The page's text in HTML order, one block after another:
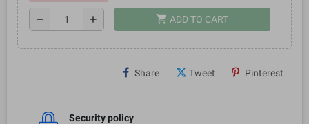
remove add shopping_cart ADD TO CART
Share Tweet Pinterest
Security policy